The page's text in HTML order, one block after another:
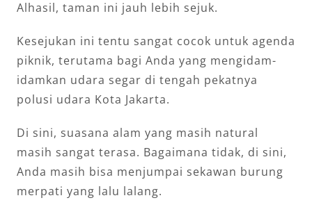
Alhasil, taman ini jauh lebih sejuk.
Kesejukan ini tentu sangat cocok untuk agenda
piknik, terutama bagi Anda yang mengidam-
idamkan udara segar di tengah pekatnya
polusi udara Kota Jakarta.
Di sini, suasana alam yang masih natural
masih sangat terasa. Bagaimana tidak, di sini,
Anda masih bisa menjumpai sekawan burung
merpati yang lalu lalang.